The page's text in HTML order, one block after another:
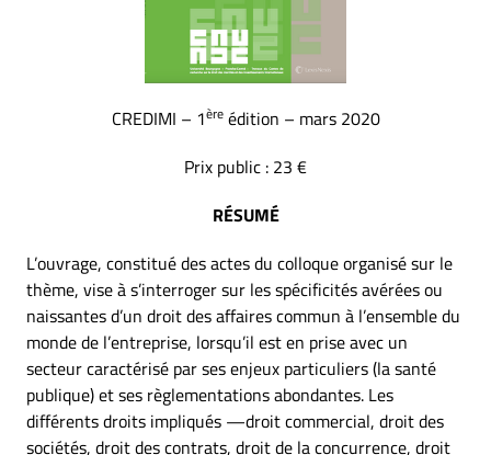
CREDIMI – 1èreédition – mars 2020
Prix public : 23 €
RÉSUMÉ
L’ouvrage, constitué des actes du colloque organisé sur le
thème, vise à s’interroger sur les spécificités avérées ou
naissantes d’un droit des affaires commun à l’ensemble du
monde de l’entreprise, lorsqu’il est en prise avec un
secteur caractérisé par ses enjeux particuliers (la santé
publique) et ses règlementations abondantes. Les
différents droits impliqués ­—droit commercial, droit des
sociétés, droit des contrats, droit de la concurrence, droit